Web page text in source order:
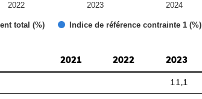
total (%) Indice de référence contrainte 1 (%)
2022 2023 2024
2021
2022 2023
11,1